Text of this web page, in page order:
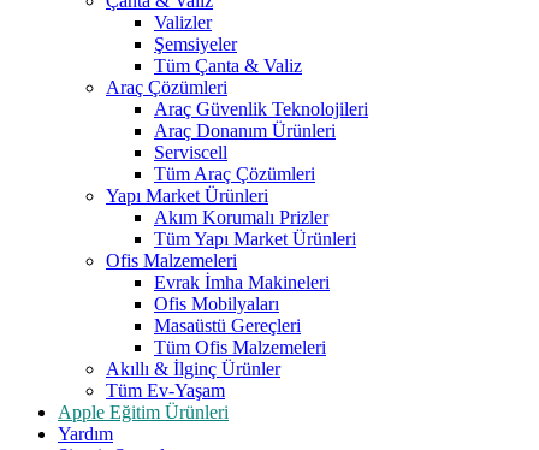
Valizler
Şemsiyeler
Tüm Çanta & Valiz
Araç Çözümleri
Araç Güvenlik Teknolojileri
Araç Donanım Ürünleri
Serviscell
Tüm Araç Çözümleri
Yapı Market Ürünleri
Akım Korumalı Prizler
Tüm Yapı Market Ürünleri
Ofis Malzemeleri
Evrak İmha Makineleri
Ofis Mobilyaları
Masaüstü Gereçleri
Tüm Ofis Malzemeleri
Akıllı & İlginç Ürünler
Tüm Ev-Yaşam
Apple Eğitim Ürünleri
Yardım